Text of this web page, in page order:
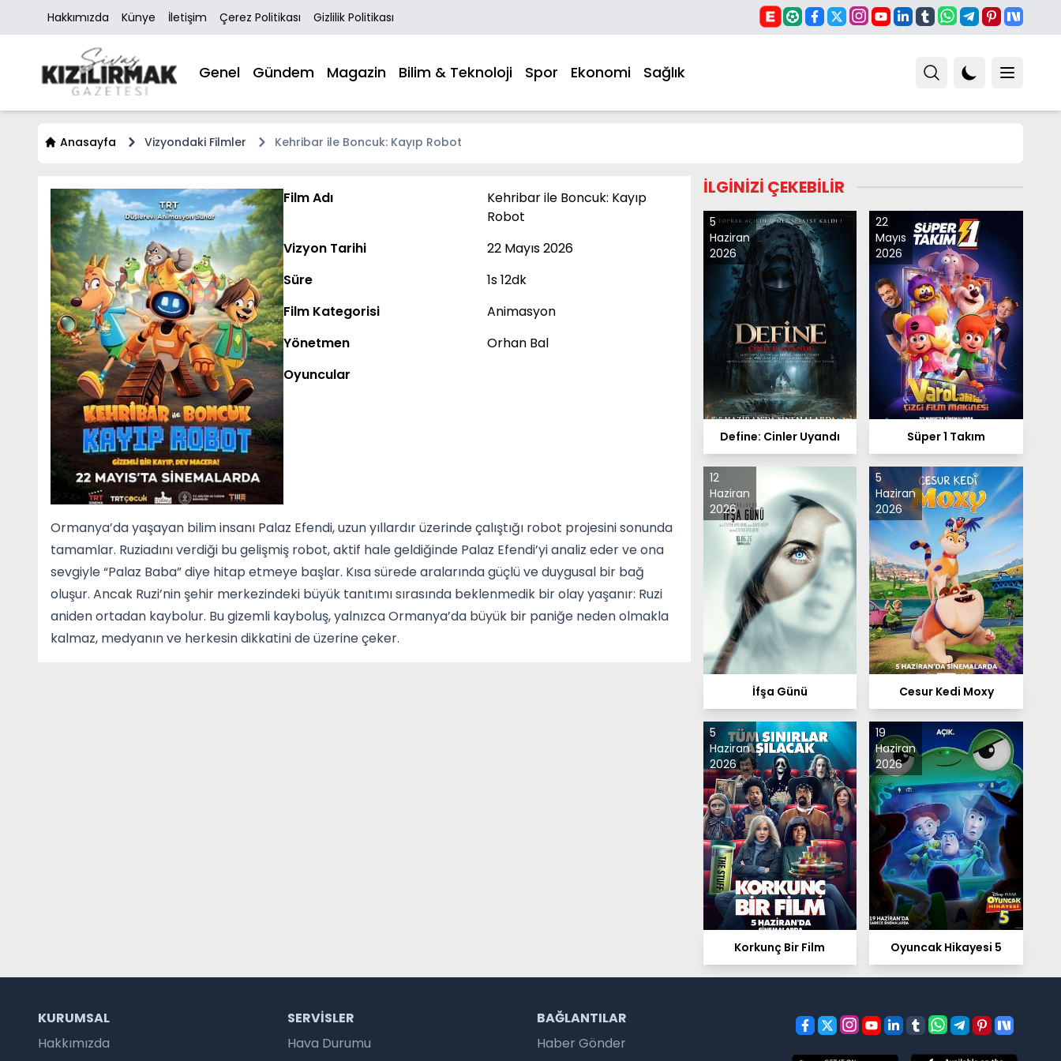
Hakkımızda Künye İletişim Çerez Politikası Gizlilik Politikası
Genel Gündem Magazin Bilim & Teknoloji Spor Ekonomi Sağlık
Anasayfa Vizyondaki Filmler Kehribar ile Boncuk: Kayıp Robot
Film Adı
Kehribar ile Boncuk: Kayıp
Robot
Vizyon Tarihi
22 Mayıs 2026
Süre
1s 12dk
Film Kategorisi
Animasyon
Yönetmen
Orhan Bal
Oyuncular
Ormanya’da yaşayan bilim insanı Palaz Efendi, uzun yıllardır üzerinde çalıştığı robot projesini sonunda
tamamlar. Ruziadını verdiği bu gelişmiş robot, aktif hale geldiğinde Palaz Efendi’yi analiz eder ve ona
sevgiyle “Palaz Baba” diye hitap etmeye başlar. Kısa sürede aralarında güçlü ve duygusal bir bağ
oluşur. Ancak Ruzi’nin şehir merkezindeki büyük tanıtımı sırasında beklenmedik bir olay yaşanır: Ruzi
aniden ortadan kaybolur. Bu gizemli kayboluş, yalnızca Ormanya’da büyük bir paniğe neden olmakla
kalmaz, medyanın ve herkesin dikkatini de üzerine çeker.
İLGİNİZİ ÇEKEBİLİR
5
Haziran
2026
Define: Cinler Uyandı
22
Mayıs
2026
Süper 1 Takım
12
Haziran
2026
İfşa Günü
5
Haziran
2026
Cesur Kedi Moxy
5
Haziran
2026
Korkunç Bir Film
19
Haziran
2026
Oyuncak Hikayesi 5
KURUMSAL
Hakkımızda
SERVISLER
Hava Durumu
BAĞLANTILAR
Haber Gönder